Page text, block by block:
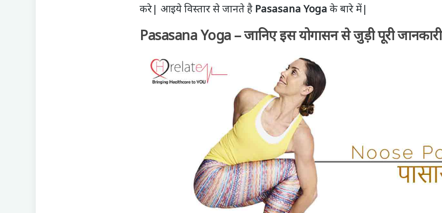
करे| आइये विस्तार से जानते है Pasasana Yoga के बारे में|
Pasasana Yoga – जानिए इस योगासन से जुड़ी पूरी जानकारी